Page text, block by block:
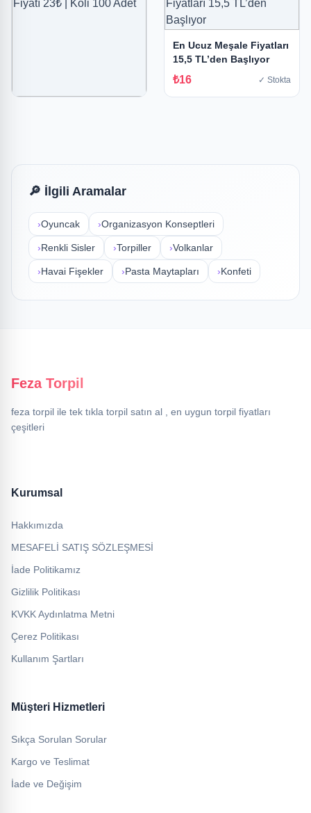
₺17 ✓ Stokta
En Ucuz Meşale Fiyatları
15,5 TL’den Başlıyor
₺16 ✓ Stokta
🔎 İlgili Aramalar
›Oyuncak ›Organizasyon Konseptleri
›Renkli Sisler ›Torpiller ›Volkanlar
›Havai Fişekler ›Pasta Maytapları ›Konfeti
Feza Torpil
feza torpil ile tek tıkla torpil satın al , en uygun torpil fiyatları
çeşitleri
Kurumsal
Hakkımızda
MESAFELİ SATIŞ SÖZLEŞMESİ
İade Politikamız
Gizlilik Politikası
KVKK Aydınlatma Metni
Çerez Politikası
Kullanım Şartları
Müşteri Hizmetleri
Sıkça Sorulan Sorular
Kargo ve Teslimat
İade ve Değişim